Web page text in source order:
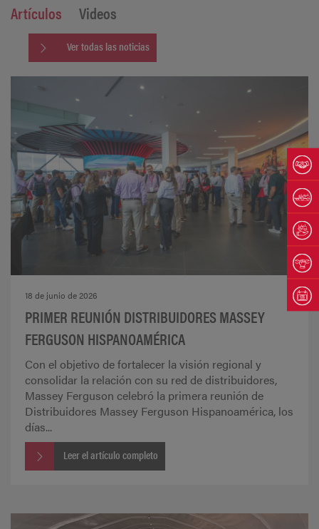
Artículos Videos
Ver todas las noticias
18 de junio de 2026
PRIMER REUNIÓN DISTRIBUIDORES MASSEY
FERGUSON HISPANOAMÉRICA
Con el objetivo de fortalecer la visión regional y
consolidar la relación con su red de distribuidores,
Massey Ferguson celebró la primera reunión de
Distribuidores Massey Ferguson Hispanoamérica, los
días...
Leer el artículo completo